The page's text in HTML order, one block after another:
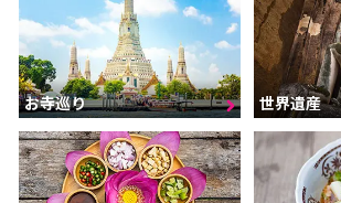
お寺巡り 世界遺産